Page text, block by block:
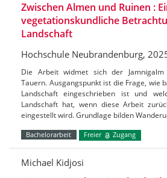
Zwischen Almen und Ruinen :
vegetationskundliche
Landschaft
Hochschule Neubrandenburg,
Die Arbeit widmet sich der
Tauern. Ausgangspunkt ist die Frage, wie
Landschaft eingeschrieben ist und
Landschaft hat, wenn diese Arbeit
eingestellt wird. Grundlage bilden
Bachelorarbeit Freier Zugang
Michael Kidjosi